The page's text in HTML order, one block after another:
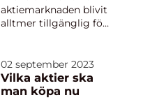
aktiemarknaden blivit
alltmer tillgänglig för
och bygga upp sin
förmögenhet. Men för
nybörjare kan det vara
02 september 2023
Vilka aktier ska
man köpa nu